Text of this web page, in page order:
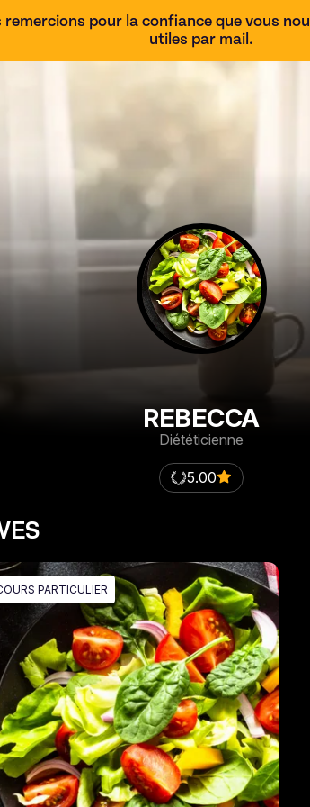
pour la confiance que vous
utiles par mail.
REBECCA
Diététicienne
5.00
PARTICULIER